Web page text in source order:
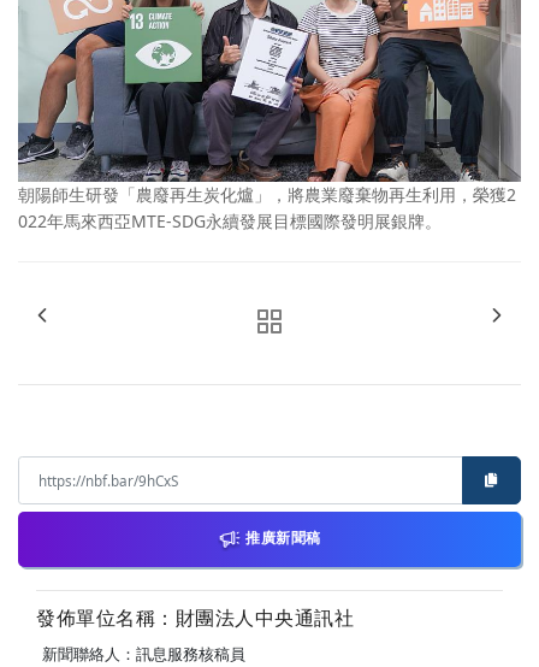
朝陽師生研發「農廢再生炭化爐」，將農業廢棄物再生利用，榮獲2
022年馬來西亞MTE-SDG永續發展目標國際發明展銀牌。
推廣新聞稿
發佈單位名稱：財團法人中央通訊社
新聞聯絡人：訊息服務核稿員